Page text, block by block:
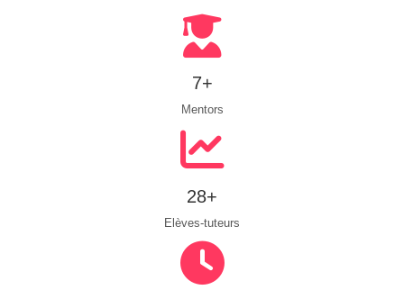
7+
Mentors
28+
Elèves-tuteurs